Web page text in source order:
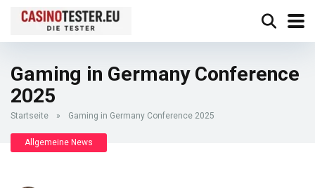
Gaming in Germany Conference
2025
Startseite » Gaming in Germany Conference 2025
Allgemeine News